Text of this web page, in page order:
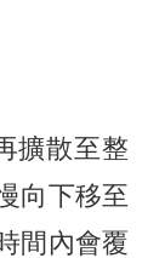
擴散至整
向下移至
間內會覆